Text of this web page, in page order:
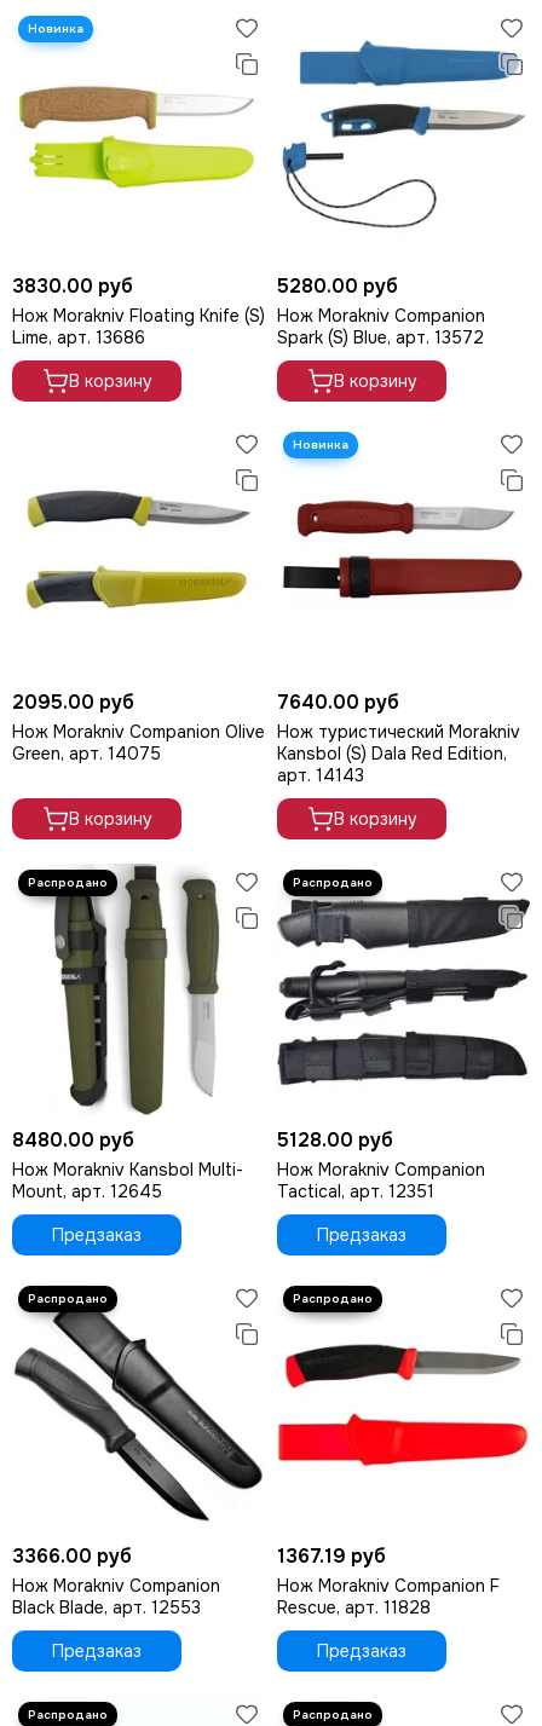
3830.00 руб
Нож Morakniv Floating Knife (S)
Lime, арт. 13686
В корзину
5280.00 руб
Нож Morakniv Companion
Spark (S) Blue, арт. 13572
В корзину
2095.00 руб
Нож Morakniv Companion Olive
Green, арт. 14075
В корзину
7640.00 руб
Нож туристический Morakniv
Kansbol (S) Dala Red Edition,
арт. 14143
В корзину
8480.00 руб
Нож Morakniv Kansbol Multi-
Mount, арт. 12645
Предзаказ
5128.00 руб
Нож Morakniv Companion
Tactical, арт. 12351
Предзаказ
3366.00 руб
Нож Morakniv Companion
Black Blade, арт. 12553
Предзаказ
1367.19 руб
Нож Morakniv Companion F
Rescue, арт. 11828
Предзаказ